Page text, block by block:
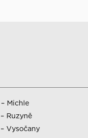
Michle
Ruzyně
Vysočany